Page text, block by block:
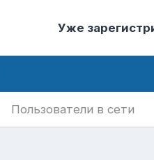
Уже
Пользователи в сети